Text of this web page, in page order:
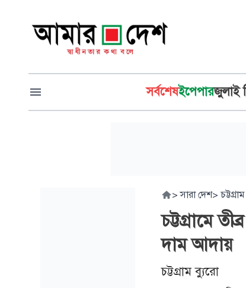
সর্বশেষইপেপারজুলাই
> সারা দেশ> চট্টগ্রাম
চট্টগ্রামে
দাম আদায়
চট্টগ্রাম ব্যুরো